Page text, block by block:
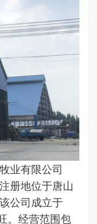
业有限公司
册地位于唐山
公司成立于
。经营范围包